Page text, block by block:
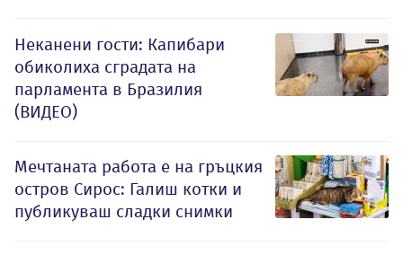
Неканени гости: Капибари
обиколиха сградата на
парламента в Бразилия
(ВИДЕО)
Мечтаната работа е на гръцкия
остров Сирос: Галиш котки и
публикуваш сладки снимки